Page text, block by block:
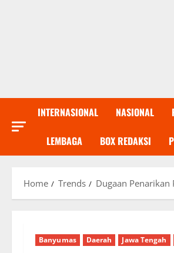
INTERNASIONAL NASIONAL
LEMBAGA BOX REDAKSI
Home Trends Dugaan
Banyumas Daerah Jawa Tengah